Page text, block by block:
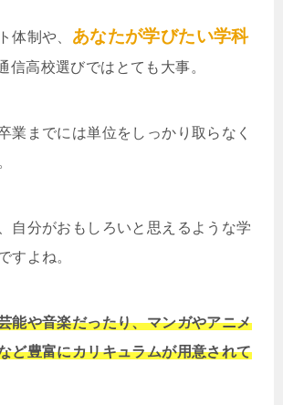
体制や、 あなたが学びたい学科
信高校選びではとても大事。
業までには単位をしっかり取らなく
自分がおもしろいと思えるような学
すよね。
能や音楽だったり、マンガやアニメ
ど豊富にカリキュラムが用意されて